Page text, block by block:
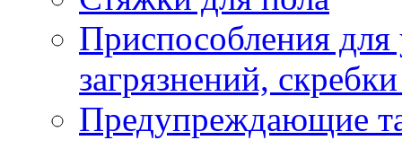
Приспособления
загрязнений,
Предупреждающие